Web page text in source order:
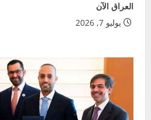
العراق الآن
يوليو 7, 2026